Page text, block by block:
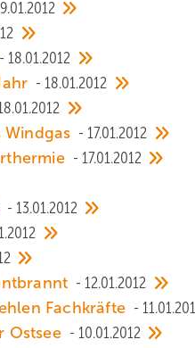
18.01.2012
18.01.2012
Windgas
17.01.2012
17.01.2012
13.01.2012
12.01.2012
Fachkräfte
Ostsee
10.01.2012